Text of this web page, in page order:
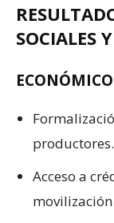
SOCIALES
productores.
Acceso a